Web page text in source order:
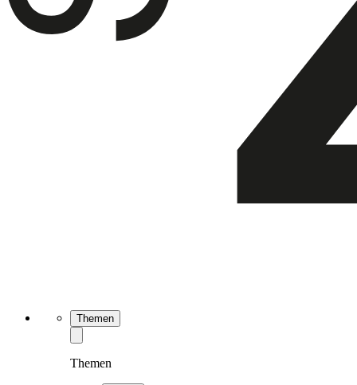
Themen
Themen